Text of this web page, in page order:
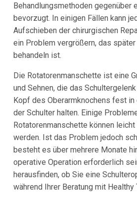
Behandlungsmethoden gegenüber
bevorzugt. In einigen Fällen kann
Aufschieben der chirurgischen
ein Problem vergrößern, das
behandeln ist.
Die Rotatorenmanschette ist eine
und Sehnen, die das
Kopf des Oberarmknochens fest in
der Schulter halten. Einige
Rotatorenmanschette können
werden. Ist das Problem jedoch
besteht es über mehrere Monate
operative Operation erforderlich
herausfinden, ob Sie eine
während Ihrer Beratung mit Healthy